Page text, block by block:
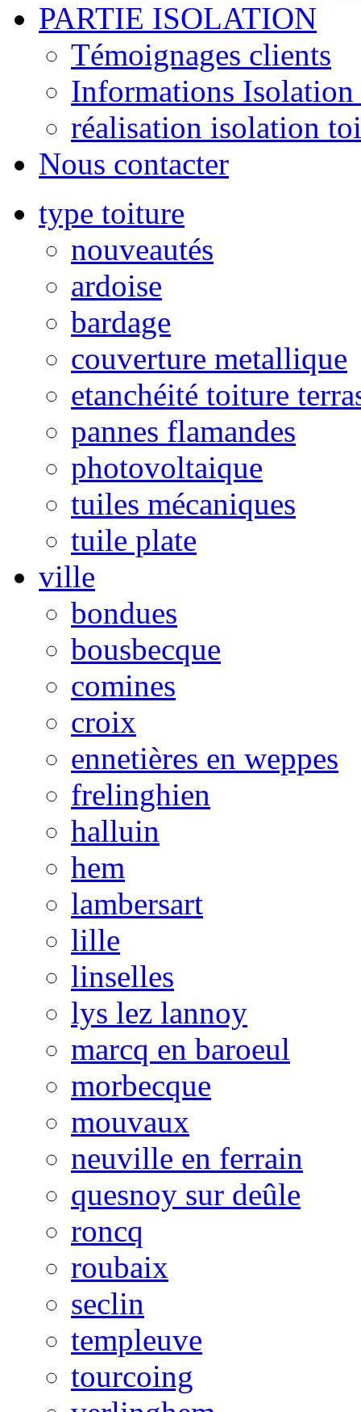
PARTIE ISOLATION
Témoignages clients
Informations
réalisation isolation
Nous contacter
type toiture
nouveautés
ardoise
bardage
couverture metallique
etanchéité toiture
pannes flamandes
photovoltaique
tuiles mécaniques
tuile plate
ville
bondues
bousbecque
comines
croix
ennetières en weppes
frelinghien
halluin
hem
lambersart
lille
linselles
lys lez lannoy
marcq en baroeul
morbecque
mouvaux
neuville en ferrain
quesnoy sur deûle
roncq
roubaix
seclin
templeuve
tourcoing